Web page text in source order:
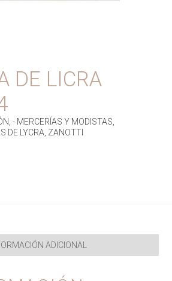
DE LICRA
,- MERCERÍAS Y MODISTAS
DE LYCRA ZANOTTI
ADICIONAL